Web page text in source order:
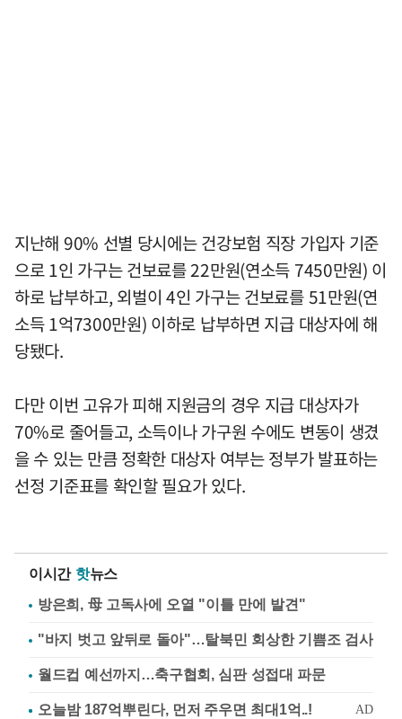
지난해 90% 선별 당시에는 건강보험 직장 가입자 기준
으로 1인 가구는 건보료를 22만원(연소득 7450만원) 이
하로 납부하고, 외벌이 4인 가구는 건보료를 51만원(연
소득 1억7300만원) 이하로 납부하면 지급 대상자에 해
당됐다.
다만 이번 고유가 피해 지원금의 경우 지급 대상자가
70%로 줄어들고, 소득이나 가구원 수에도 변동이 생겼
을 수 있는 만큼 정확한 대상자 여부는 정부가 발표하는
선정 기준표를 확인할 필요가 있다.
이시간 핫뉴스
방은희, 母 고독사에 오열 "이틀 만에 발견"
"바지 벗고 앞뒤로 돌아"…탈북민 회상한 기쁨조 검사
월드컵 예선까지…축구협회, 심판 성접대 파문